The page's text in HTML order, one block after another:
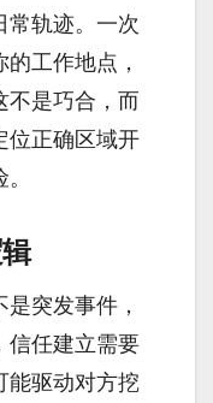
常轨迹。一次
工作地点，
不是巧合，而
位正确区域开
突发事件，
信任建立需要
能驱动对方挖